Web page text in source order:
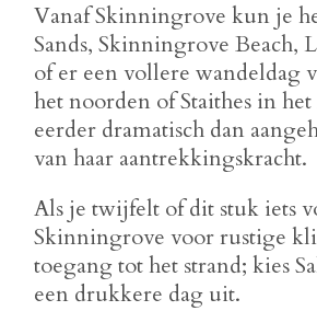
Vanaf Skinningrove kun je
Sands, Skinningrove Beach,
of er een vollere wandeldag
het noorden of Staithes in
eerder dramatisch dan
van haar aantrekkingskracht.
Als je twijfelt of dit stuk iets
Skinningrove voor rustige
toegang tot het strand; kies
een drukkere dag uit.